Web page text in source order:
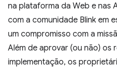
na plataforma da Web e nas
com a comunidade Blink em
um compromisso com a
Além de aprovar (ou não) os
implementação, os